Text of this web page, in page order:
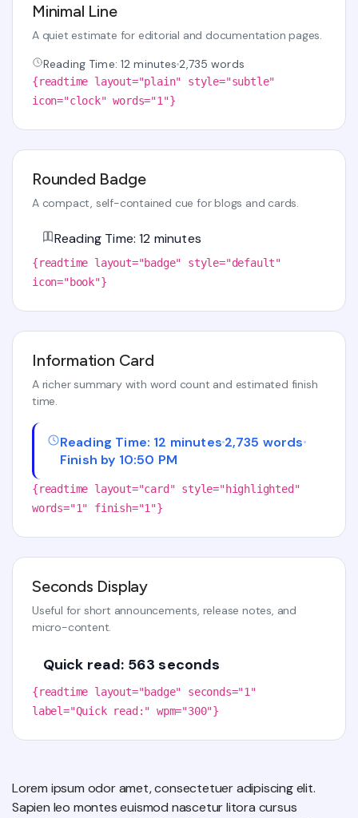
Minimal Line
A quiet estimate for editorial and documentation pages.
Reading Time: 12 minutes2,735 words
{readtime layout="plain" style="subtle"
icon="clock" words="1"}
Rounded Badge
A compact, self-contained cue for blogs and cards.
Reading Time: 12 minutes
{readtime layout="badge" style="default"
icon="book"}
Information Card
A richer summary with word count and estimated finish
time.
Reading Time: 12 minutes2,735 words
Finish by 10:50 PM
{readtime layout="card" style="highlighted"
words="1" finish="1"}
Seconds Display
Useful for short announcements, release notes, and
micro-content.
Quick read: 563 seconds
{readtime layout="badge" seconds="1"
label="Quick read:" wpm="300"}
Lorem ipsum odor amet, consectetuer adipiscing elit.
Sapien leo montes euismod nascetur litora cursus